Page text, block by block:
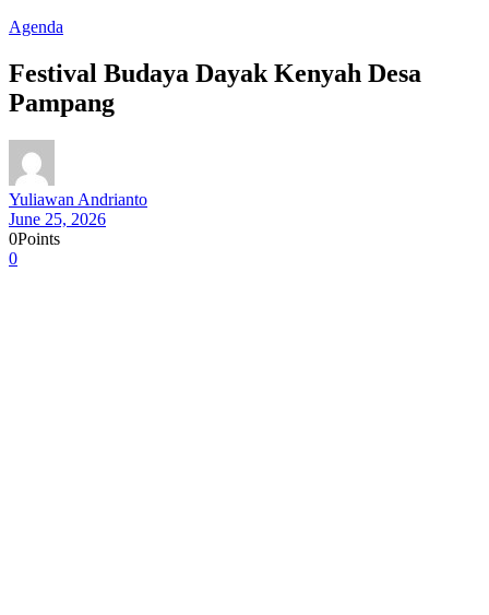
Agenda
Festival Budaya Dayak Kenyah Desa
Pampang
Yuliawan Andrianto
June 25, 2026
0Points
0